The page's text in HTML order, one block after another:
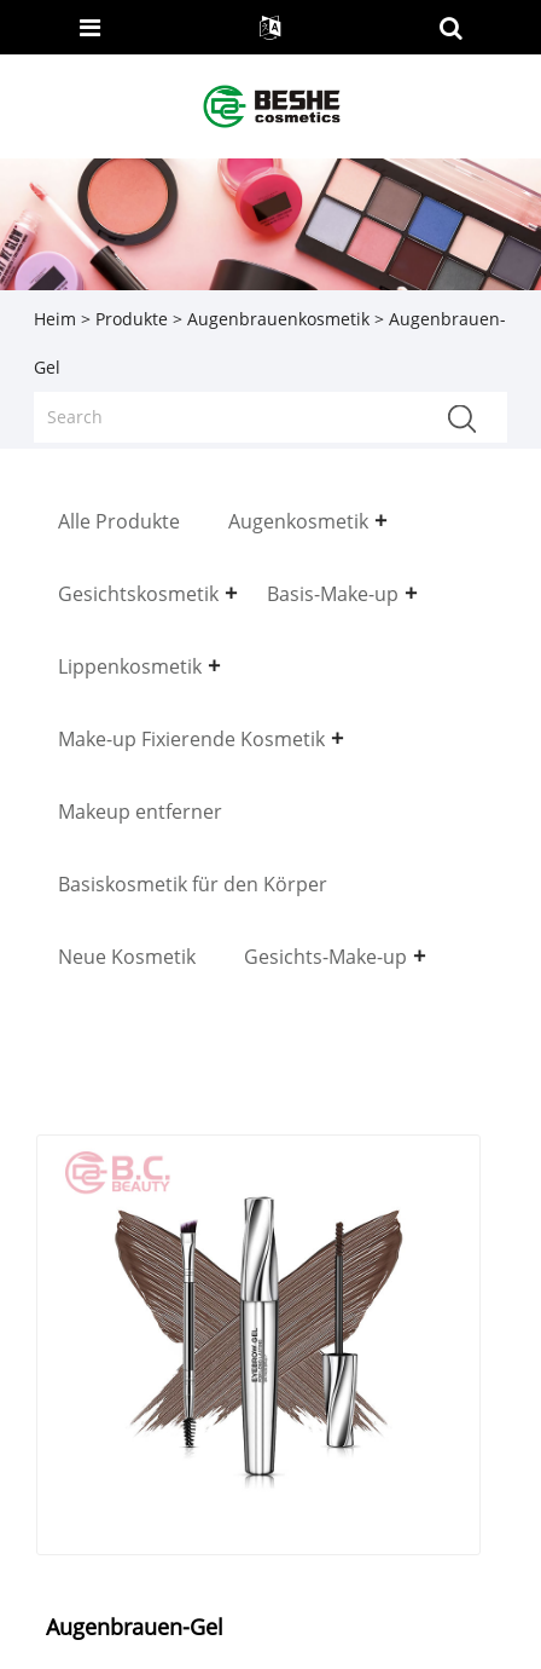
Heim > Produkte> Augenbrauenkosmetik> Augenbrauen-
Gel
Alle Produkte Augenkosmetik
Gesichtskosmetik Basis-Make-up
Lippenkosmetik
Make-up Fixierende Kosmetik
Makeup entferner
Basiskosmetik für den Körper
Neue Kosmetik Gesichts-Make-up
Augenbrauen-Gel